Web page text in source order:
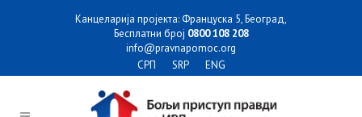
Канцеларија пројекта: Француска 5, Београд,
Бесплатни број 0800 108 208
info@pravnapomoc.org
СРП
SRP ENG